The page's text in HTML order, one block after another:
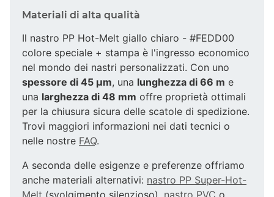
Materiali di alta qualità
Il nastro PP Hot-Melt giallo chiaro - #FEDD00
colore speciale + stampa è l'ingresso economico
nel mondo dei nastri personalizzati. Con uno
spessore di 45 µm, una lunghezza di 66 m e
una larghezza di 48 mm offre proprietà ottimali
per la chiusura sicura delle scatole di spedizione.
Trovi maggiori informazioni nei dati tecnici o
nelle nostre FAQ.
A seconda delle esigenze e preferenze offriamo
anche materiali alternativi: nastro PP Super-Hot-
Melt (svolgimento silenzioso), nastro PVC o